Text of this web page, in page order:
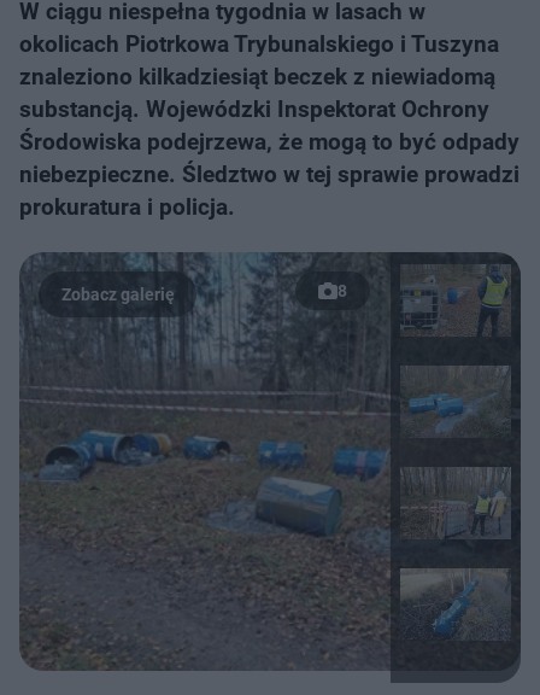
W ciągu niespełna tygodnia w lasach w
okolicach Piotrkowa Trybunalskiego i Tuszyna
znaleziono kilkadziesiąt beczek z niewiadomą
substancją. Wojewódzki Inspektorat Ochrony
Środowiska podejrzewa, że mogą to być odpady
niebezpieczne. Śledztwo w tej sprawie prowadzi
prokuratura i policja.
8